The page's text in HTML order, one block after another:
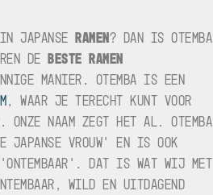
JAPANSERAMEN? DAN IS OTEMBA
DE BESTE RAMEN
MANIER. OTEMBA IS EEN
, WAAR JE TERECHT KUNT VOOR
ONZE NAAM ZEGT HET AL. OTEMBA
JAPANSE VROUW’ EN IS OOK
DAT IS WAT WIJ MET
WILD EN UITDAGEND